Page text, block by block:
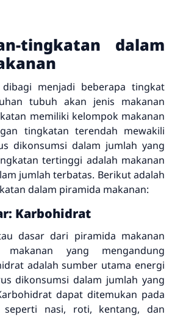
tingkatan dalam
menjadi beberapa tingkat
tubuh akan jenis makanan
memiliki kelompok makanan
tingkatan terendah mewakili
dikonsumsi dalam jumlah yang
tertinggi adalah makanan
jumlah terbatas. Berikut adalah
dalam piramida makanan:
Karbohidrat
dasar dari piramida makanan
makanan yang mengandung
adalah sumber utama energi
dikonsumsi dalam jumlah yang
dapat ditemukan pada
seperti nasi, roti, kentang, dan